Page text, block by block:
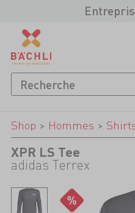
Shop > Hommes >
XPR LS Tee
adidas Terrex